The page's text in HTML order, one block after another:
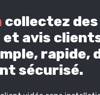
collectez des
et avis
rapide,
sécurisé.